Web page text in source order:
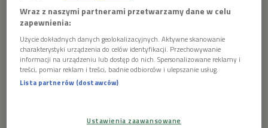
Olivier Giroud zakończył
reprezentacyjną karierę
Foto:
Wraz z naszymi partnerami przetwarzamy dane w celu
zapewnienia:
Użycie dokładnych danych geolokalizacyjnych. Aktywne skanowanie
charakterystyki urządzenia do celów identyfikacji. Przechowywanie
informacji na urządzeniu lub dostęp do nich. Spersonalizowane reklamy i
treści, pomiar reklam i treści, badnie odbiorców i ulepszanie usług.
Lista partnerów (dostawców)
Ustawienia zaawansowane